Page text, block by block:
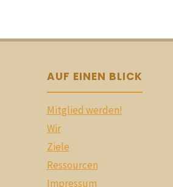
AUF EINEN BLICK
Mitglied werden!
Wir
Ziele
Ressourcen
Impressum